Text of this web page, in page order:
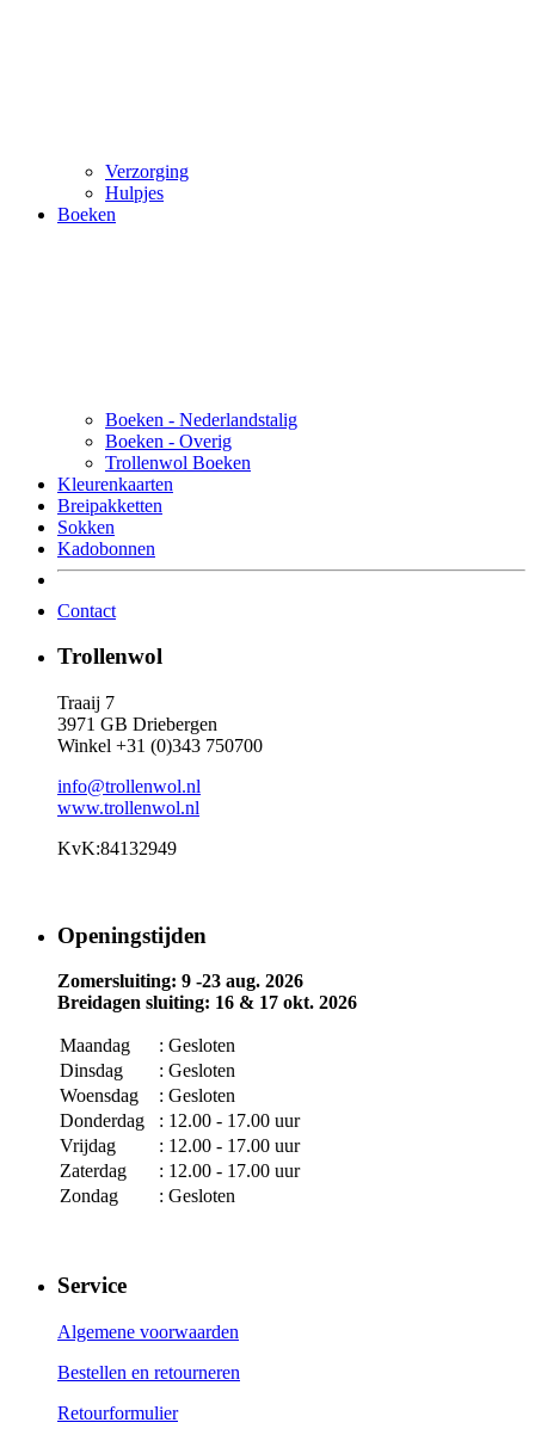
Verzorging
Hulpjes
Boeken
Boeken - Nederlandstalig
Boeken - Overig
Trollenwol Boeken
Kleurenkaarten
Breipakketten
Sokken
Kadobonnen
Contact
Trollenwol
Traaij 7
3971 GB Driebergen
Winkel +31 (0)343 750700
info@trollenwol.nl
www.trollenwol.nl
KvK:84132949
Openingstijden
Zomersluiting: 9 -23 aug. 2026
Breidagen sluiting: 16 & 17 okt. 2026
Maandag
: Gesloten
Dinsdag
: Gesloten
Woensdag
: Gesloten
Donderdag
: 12.00 - 17.00 uur
Vrijdag
: 12.00 - 17.00 uur
Zaterdag
: 12.00 - 17.00 uur
Zondag
: Gesloten
Service
Algemene voorwaarden
Bestellen en retourneren
Retourformulier